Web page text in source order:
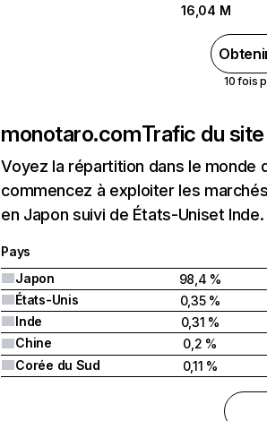
16,04 M
10 fois
monotaro.comTrafic du
Voyez la répartition dans le
commencez à exploiter les
en Japon suivi de États-Uniset Inde.
Pays
Japon
98,4 %
États-Unis
0,35 %
Inde
0,31 %
Chine
0,2 %
Corée du Sud
0,11 %